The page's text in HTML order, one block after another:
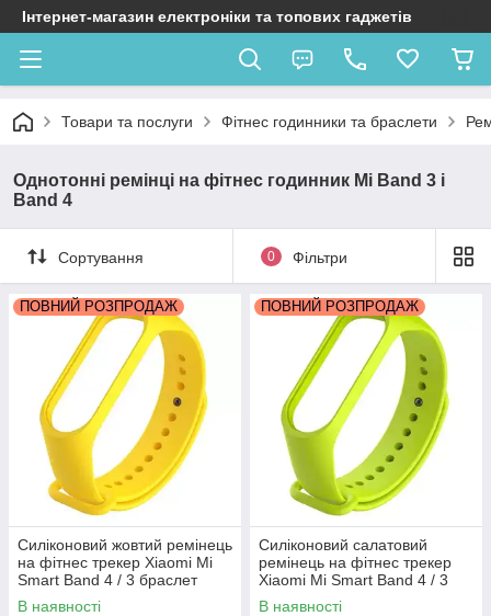
Інтернет-магазин електроніки та топових гаджетів
Товари та послуги Фітнес годинники та браслети
Однотонні ремінці на фітнес годинник Mi Band 3 і
Band 4
Сортування 0 Фільтри
ПОВНИЙ РОЗПРОДАЖ
Силіконовий жовтий ремінець
на фітнес трекер Xiaomi Mi
Smart Band 4 / 3 браслет
аксесуар заміна
В наявності
ПОВНИЙ РОЗПРОДАЖ
Силіконовий салатовий
ремінець на фітнес трекер
Xiaomi Mi Smart Band 4 / 3
браслет аксесуар заміна
В наявності